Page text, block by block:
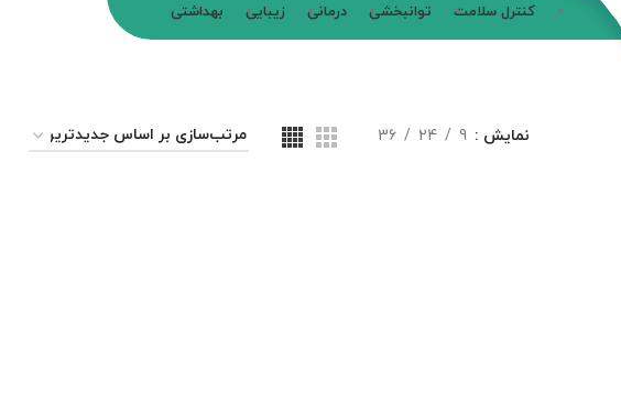
کنترل سلامت توانبخشی درمانی زیبایی بهداشتی
نمایش 9
24
36